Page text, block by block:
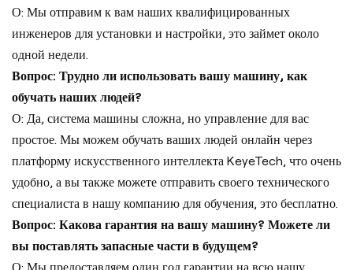
О: Мы отправим к вам наших квалифицированных
инженеров для установки и настройки, это займет около
одной недели.
Вопрос: Трудно ли использовать вашу машину, как
обучать наших людей?
О: Да, система машины сложна, но управление для вас
простое. Мы можем обучать ваших людей онлайн через
платформу искусственного интеллекта KeyeTech, что очень
удобно, а вы также можете отправить своего технического
специалиста в нашу компанию для обучения, это бесплатно.
Вопрос: Какова гарантия на вашу машину? Можете ли
вы поставлять запасные части в будущем?
О: Мы предоставляем один год гарантии на всю нашу